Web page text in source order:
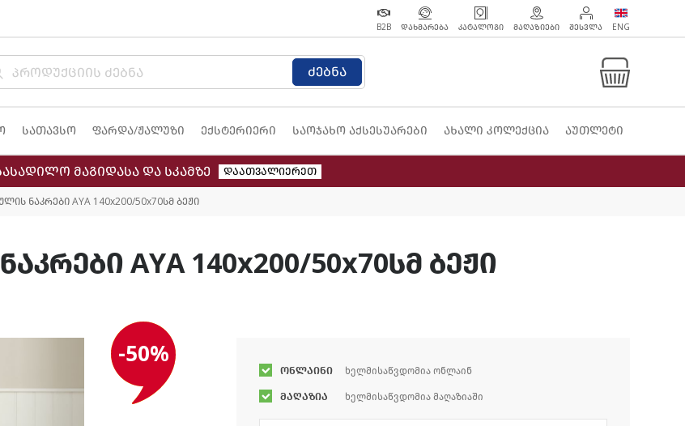
B2B ᲓᲐᲮᲛᲐᲠᲔᲑᲐ ᲙᲐᲢᲐᲚᲝᲒᲘ ᲛᲐᲦᲐᲖᲘᲔᲑᲘ ᲨᲔᲡᲕᲚᲐ ENG
ძებნა
სათავსო ფარდა/ჟალუზი ექსტერიერი საოჯახო აქსესუარები ახალი კოლექცია აუთლეტი
მაგიდასა და სკამზე დაათვალიერეთ
ნაკრები AYA 140x200/50x70სმ ბეჟი
AYA 140x200/50x70სმ ბეჟი
-50%
ონლაინი ხელმისაწვდომია ონლაინ
მაღაზია ხელმისაწვდომია მაღაზიაში